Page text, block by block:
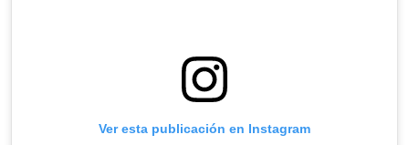
Ver esta publicación en Instagram